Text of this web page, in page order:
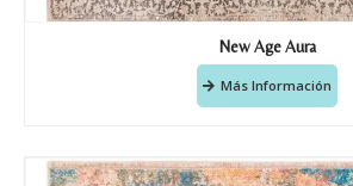
New Age Aura
Más Información
Tu mensaje.